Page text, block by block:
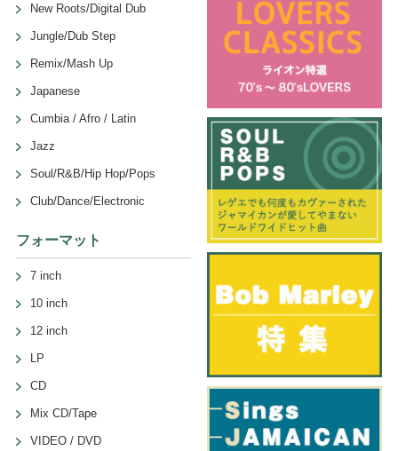
New Roots/Digital Dub
Jungle/Dub Step
Remix/Mash Up
Japanese
Cumbia / Afro / Latin
Jazz
Soul/R&B/Hip Hop/Pops
Club/Dance/Electronic
フォーマット
7 inch
10 inch
12 inch
LP
CD
Mix CD/Tape
VIDEO / DVD